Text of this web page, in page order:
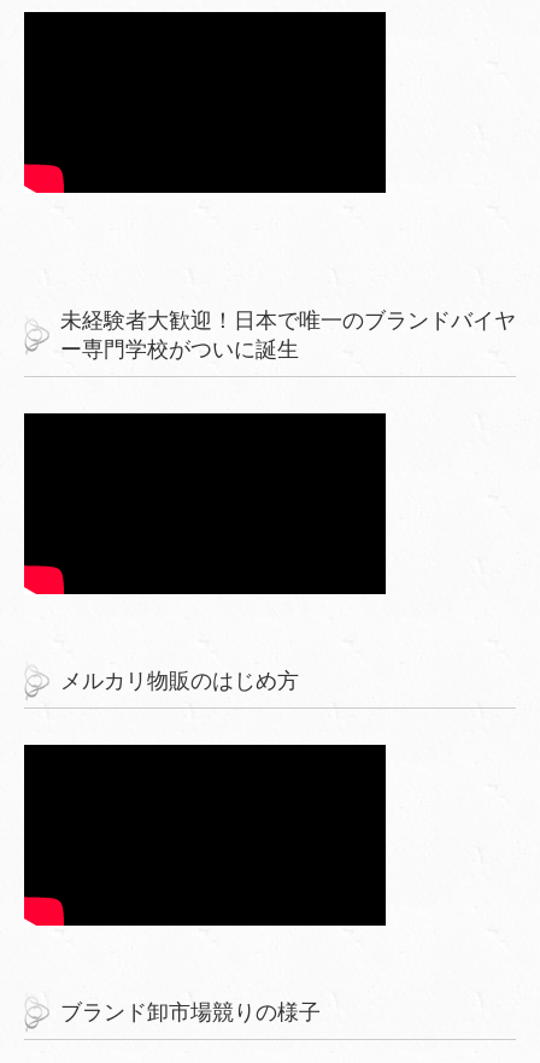
未経験者大歓迎！日本で唯一のブランドバイヤ
ー専門学校がついに誕生
メルカリ物販のはじめ方
ブランド卸市場競りの様子